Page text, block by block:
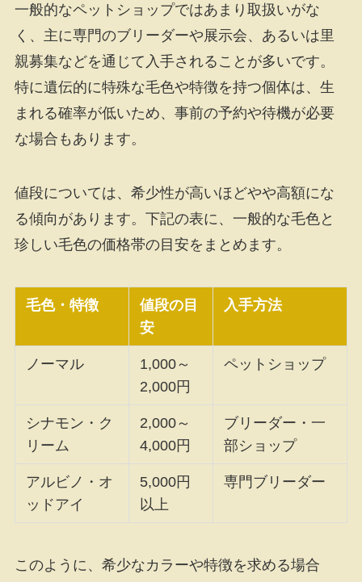
一般的なペットショップではあまり取扱いがな
く、主に専門のブリーダーや展示会、あるいは里
親募集などを通じて入手されることが多いです。
特に遺伝的に特殊な毛色や特徴を持つ個体は、生
まれる確率が低いため、事前の予約や待機が必要
な場合もあります。
値段については、希少性が高いほどやや高額にな
る傾向があります。下記の表に、一般的な毛色と
珍しい毛色の価格帯の目安をまとめます。
毛色・特徴
値段の目
安
入手方法
ノーマル
1,000～
2,000円
ペットショップ
シナモン・ク
リーム
2,000～
4,000円
ブリーダー・一
部ショップ
アルビノ・オ
ッドアイ
5,000円
以上
専門ブリーダー
このように、希少なカラーや特徴を求める場合